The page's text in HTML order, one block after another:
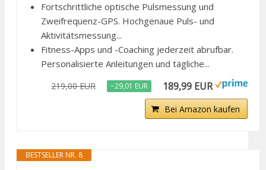
Fortschrittliche optische Pulsmessung und
Zweifrequenz-GPS. Hochgenaue Puls- und
Aktivitätsmessung...
Fitness-Apps und -Coaching jederzeit abrufbar.
Personalisierte Anleitungen und tägliche...
219,00 EUR −29,01 EUR 189,99 EUR
Bei Amazon kaufen
BESTSELLER NR. 8